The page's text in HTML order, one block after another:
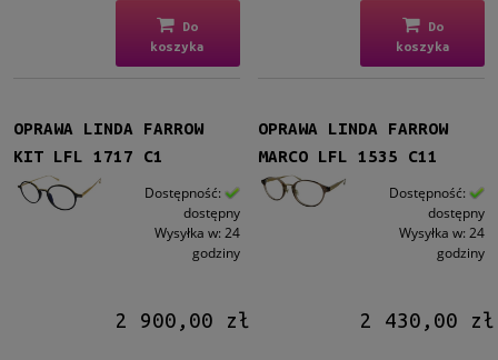
Do
koszyka
Do
koszyka
OPRAWA LINDA FARROW
KIT LFL 1717 C1
Dostępność:
dostępny
Wysyłka w: 24
godziny
2 900,00 zł
OPRAWA LINDA FARROW
MARCO LFL 1535 C11
Dostępność:
dostępny
Wysyłka w: 24
godziny
2 430,00 zł